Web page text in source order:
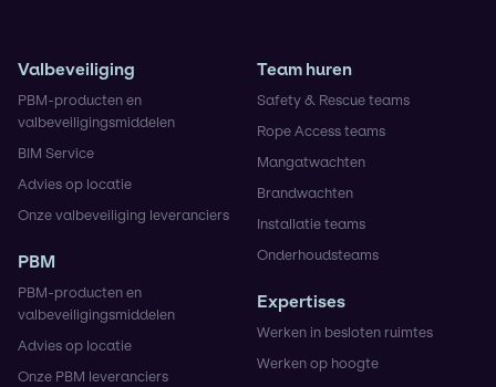
Valbeveiliging
PBM-producten en
valbeveiligingsmiddelen
BIM Service
Advies op locatie
Onze valbeveiliging leveranciers
PBM
PBM-producten en
valbeveiligingsmiddelen
Advies op locatie
Onze PBM leveranciers
Team huren
Safety & Rescue teams
Rope Access teams
Mangatwachten
Brandwachten
Installatie teams
Onderhoudsteams
Expertises
Werken in besloten ruimtes
Werken op hoogte